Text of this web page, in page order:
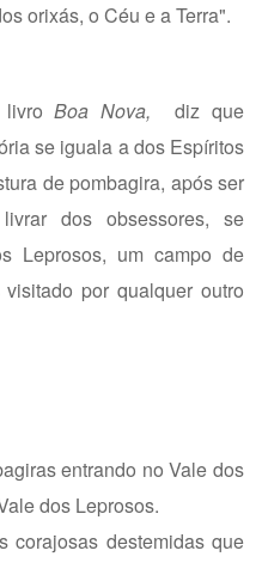
orixás, o Céu e a Terra".
livroBoa Nova,
diz que
se iguala a dos Espíritos
de pombagira, após ser
dos obsessores, se
Leprosos, um campo de
por qualquer outro
entrando no Vale dos
dos Leprosos.
corajosas destemidas que